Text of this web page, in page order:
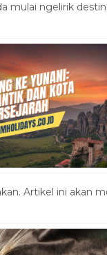
mulai ngelirik
Artikel ini akan